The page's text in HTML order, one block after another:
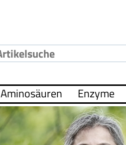
Aminosäuren Enzyme